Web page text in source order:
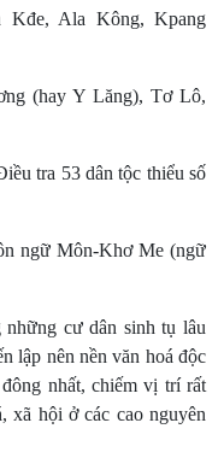
Kđe, Ala Kông, Kpang
(hay Y Lăng), Tơ Lô,
tra 53 dân tộc thiểu số
ngữ Môn-Khơ Me (ngữ
cư dân sinh tụ lâu
lập nên nền văn hoá độc
nhất, chiếm vị trí rất
xã hội ở các cao nguyên